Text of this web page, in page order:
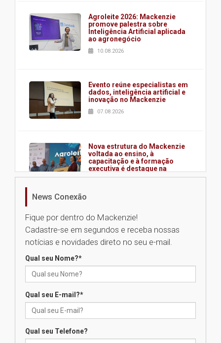
Agroleite 2026: Mackenzie
promove palestra sobre
Inteligência Artificial aplicada
ao agronegócio
10.08.2026
Evento reúne especialistas em
dados, inteligência artificial e
inovação no Mackenzie
07.08.2026
Nova estrutura do Mackenzie
voltada ao ensino, à
capacitação e à formação
executiva é destaque na
abertura da Agroleite 2026
Fronteiras do Pensamento
reúne Ana Suy e Gabriel Rolón
em debate inédito sobre os
caminhos da felicidade
estrutura e valores da
Mackenzie
News Conexão
Fique por dentro do Mackenzie!
Cadastre-se em segundos e receba nossas
notícias e novidades direto no seu e-mail.
Qual seu Nome?*
Qual seu E-mail?*
Qual seu Telefone?